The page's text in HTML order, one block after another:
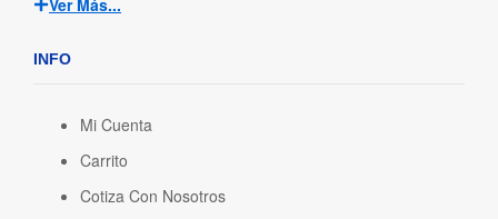
Ver Más...
INFO
Mi Cuenta
Carrito
Cotiza Con Nosotros